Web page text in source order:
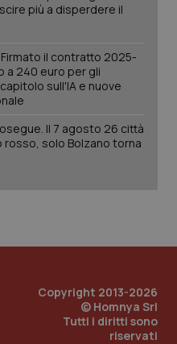
più a disperdere il
il contratto 2025-
a 240 euro per gli
sull'IA e nuove
Il 7 agosto 26 città
solo Bolzano torna
Copyright 2013-2026
© Homnya Srl
Tutti i diritti sono
riservati